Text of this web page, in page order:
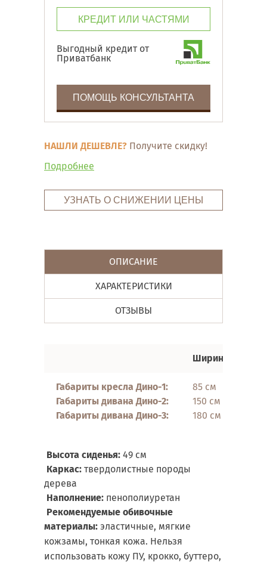
КРЕДИТ ИЛИ ЧАСТЯМИ
Выгодный кредит от
Приватбанк
ПОМОЩЬ КОНСУЛЬТАНТА
НАШЛИ ДЕШЕВЛЕ? Получите скидку!
Подробнее
УЗНАТЬ О СНИЖЕНИИ ЦЕНЫ
ОПИСАНИЕ
ХАРАКТЕРИСТИКИ
ОТЗЫВЫ
Ширина
Габариты кресла Дино-1:
Габариты дивана Дино-2:
Габариты диванаДино-3:
85 см
150 см
180 см
Высота сиденья: 49 см
Каркас: твердолистные породы
дерева
Наполнение: пенополиуретан
Рекомендуемые обивочные
материалы: эластичные, мягкие
кожзамы, тонкая кожа. Нельзя
использовать кожу ПУ, крокко, буттеро,